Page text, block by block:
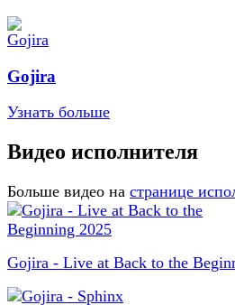
Gojira
Узнать больше
Видео исполнителя
Больше видео на странице
Gojira - Live at Back to the